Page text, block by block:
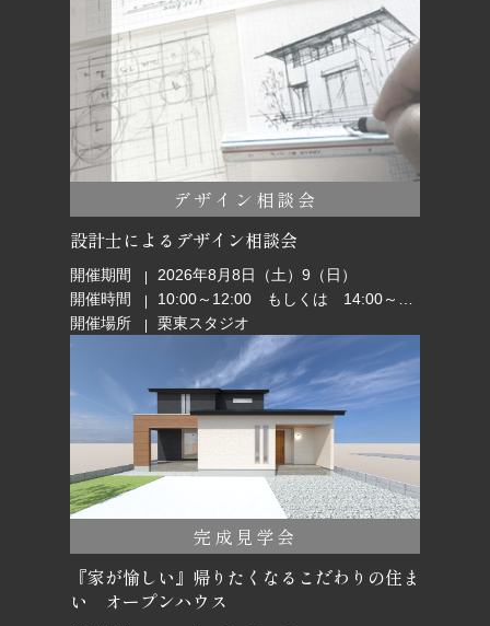
デザイン相談会
設計士によるデザイン相談会
開催期間
2026年8月8日（土）9（日）
開催時間
10:00～12:00 もしくは 14:00～16:00
開催場所
栗東スタジオ
完成見学会
『家が愉しい』帰りたくなるこだわりの住ま
い オープンハウス